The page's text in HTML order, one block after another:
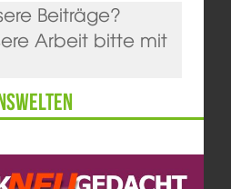
Beiträge?
Arbeit bitte mit